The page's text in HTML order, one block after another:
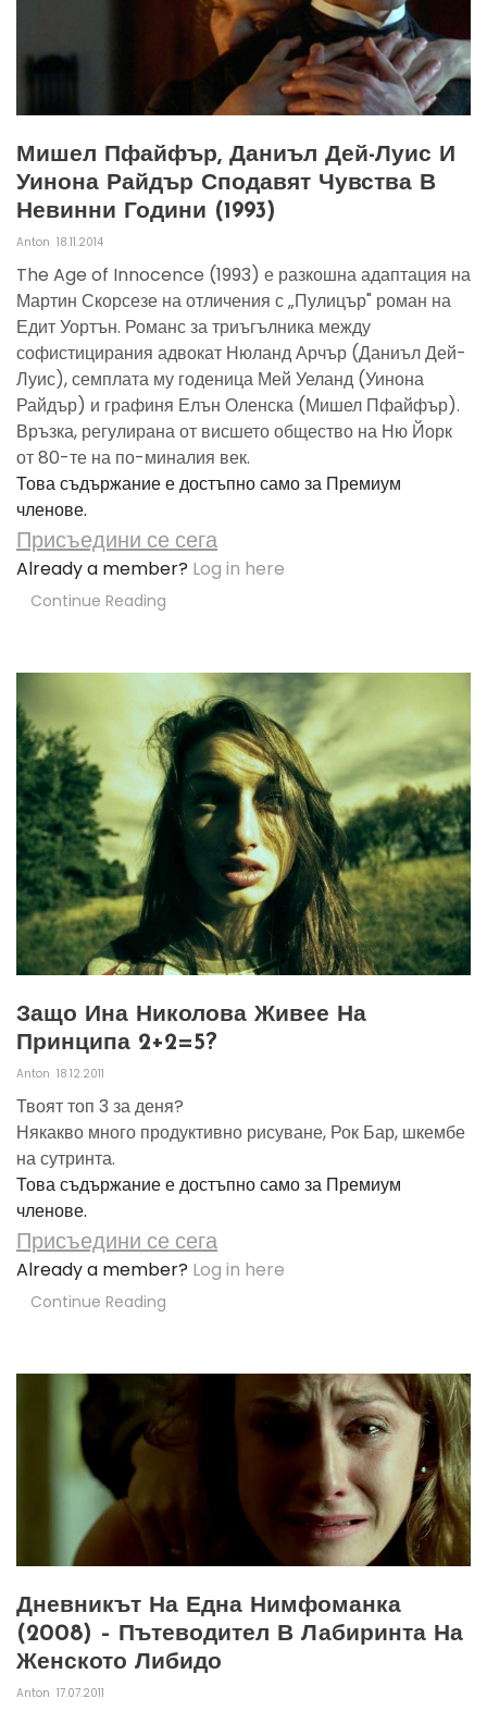
Мишел Пфайфър, Даниъл Дей-Луис И
Уинона Райдър Сподавят Чувства В
Невинни Години (1993)
Anton 18.11.2014
The Age of Innocence (1993) е разкошна адаптация на
Мартин Скорсезе на отличения с „Пулицър" роман на
Едит Уортън. Романс за триъгълника между
софистицирания адвокат Нюланд Арчър (Даниъл Дей-
Луис), семплата му годеница Мей Уеланд (Уинона
Райдър) и графиня Елън Оленска (Мишел Пфайфър).
Връзка, регулирана от висшето общество на Ню Йорк
от 80-те на по-миналия век.
Това съдържание е достъпно само за Премиум
членове.
Присъедини се сега
Already a member? Log in here
Continue Reading
Защо Ина Николова Живее На
Принципа 2+2=5?
Anton 18.12.2011
Твоят топ 3 за деня?
Някакво много продуктивно рисуване, Рок Бар, шкембе
на сутринта.
Това съдържание е достъпно само за Премиум
членове.
Присъедини се сега
Already a member? Log in here
Continue Reading
Дневникът На Една Нимфоманка
(2008) – Пътеводител В Лабиринта На
Женското Либидо
Anton 17.07.2011